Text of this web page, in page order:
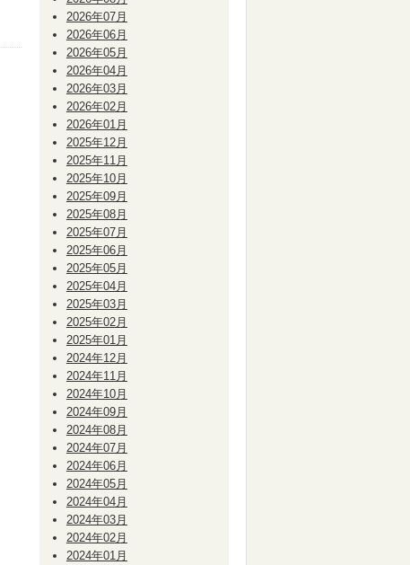
2026年07月
2026年06月
2026年05月
2026年04月
2026年03月
2026年02月
2026年01月
2025年12月
2025年11月
2025年10月
2025年09月
2025年08月
2025年07月
2025年06月
2025年05月
2025年04月
2025年03月
2025年02月
2025年01月
2024年12月
2024年11月
2024年10月
2024年09月
2024年08月
2024年07月
2024年06月
2024年05月
2024年04月
2024年03月
2024年02月
2024年01月